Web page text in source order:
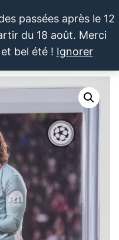
passées après le 12
du 18 août. Merci
bel été ! Ignorer